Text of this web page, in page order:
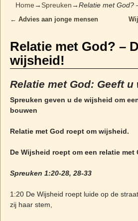
Home→ Spreuken→Relatie met God?
← Advies aan jonge mensen
Relatie met God? –
wijsheid!
Relatie met God: Geeft u
Spreuken geven u de wijsheid om
bouwen
Relatie met God roept om wijsheid.
De Wijsheid roept om een relatie met
Spreuken 1:20-28, 28-33
1:20 De Wijsheid roept luide op de
zij haar stem,